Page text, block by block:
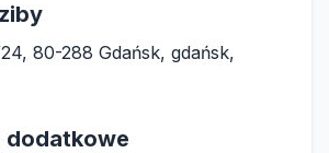
80-288 Gdańsk, gdańsk,
dodatkowe